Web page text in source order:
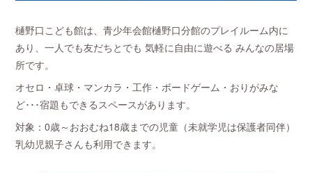
樋野口こども館は、青少年会館樋野口分館のプレイルーム内に
あり、一人でも友だちとでも 気軽に自由に遊べる みんなの居場
所です。
オセロ・卓球・マンカラ・工作・ボードゲーム・おりがみな
ど･･･宿題もできるスペースがあります。
対象：0歳～おおむね18歳までの児童（未就学児は保護者同伴）
乳幼児親子さんも利用できます。